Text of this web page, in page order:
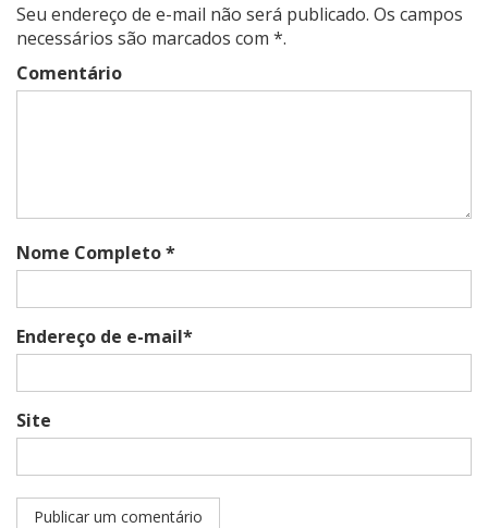
Seu endereço de e-mail não será publicado. Os campos
necessários são marcados com *.
Comentário
Nome Completo *
Endereço de e-mail*
Site